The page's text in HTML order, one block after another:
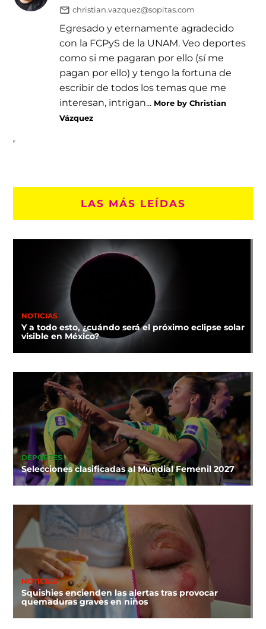
christian.vazquez@sopitas.com
Egresado y eternamente agradecido
con la FCPyS de la UNAM. Veo deportes
como si me pagaran por ello (sí me
pagan por ello) y tengo la fortuna de
escribir de todos los temas que me
interesan, intrigan... More by Christian
Vázquez
LAS MÁS LEÍDAS
NOTICIAS
Y a todo esto, ¿cuándo será el próximo eclipse solar
visible en México?
DEPORTES
Selecciones clasificadas al Mundial Femenil 2027
NOTICIAS
Squishies encienden las alertas tras provocar
quemaduras graves en niños